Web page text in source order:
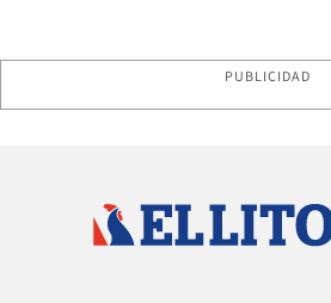
PUBLICIDAD